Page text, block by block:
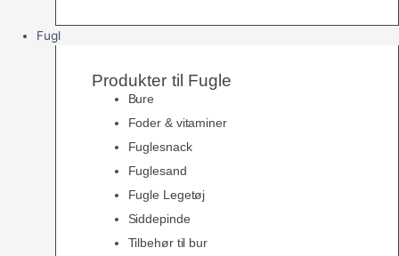
Fugl
Produkter til Fugle
Bure
Foder & vitaminer
Fuglesnack
Fuglesand
Fugle Legetøj
Siddepinde
Tilbehør til bur